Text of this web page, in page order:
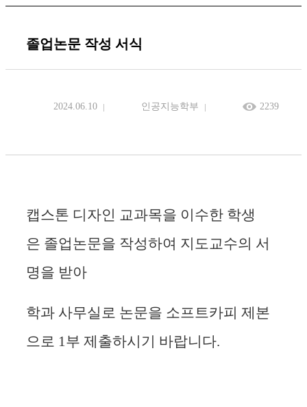
졸업논문 작성 서식
2024.06.10 인공지능학부 2239
캡스톤 디자인 교과목을 이수한 학생
은 졸업논문을 작성하여 지도교수의 서
명을 받아
학과 사무실로 논문을 소프트카피 제본
으로 1부 제출하시기 바랍니다.